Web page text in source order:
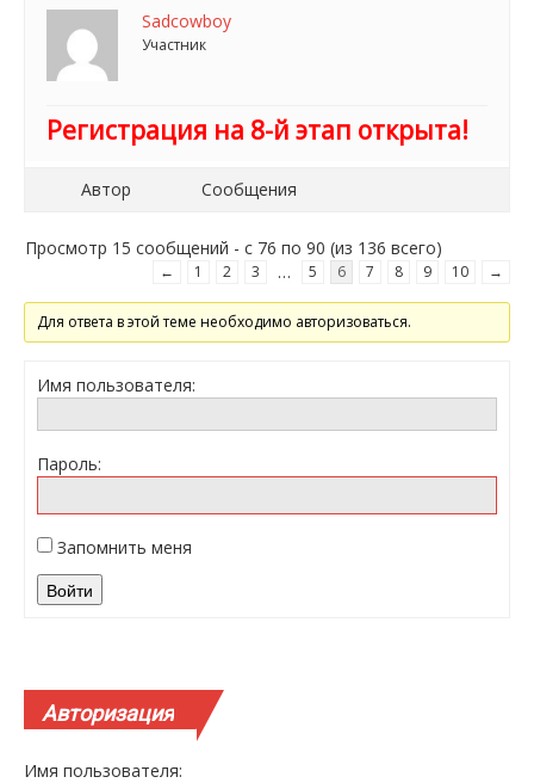
Sadcowboy
Участник
Регистрация на 8-й этап открыта!
Автор Сообщения
Просмотр 15 сообщений - с 76 по 90 (из 136 всего)
← 1 2 3 … 5 6 7 8 9 10 →
Для ответа в этой теме необходимо авторизоваться.
Имя пользователя:
Пароль:
Запомнить меня
Войти
Авторизация
Имя пользователя: